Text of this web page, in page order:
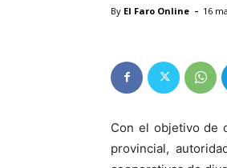
By El Faro Online - 16
Con el objetivo de
provincial,